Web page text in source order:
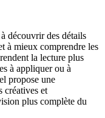
découvrir des détails
à mieux comprendre les
la lecture plus
à appliquer ou à
propose une
créatives et
plus complète du